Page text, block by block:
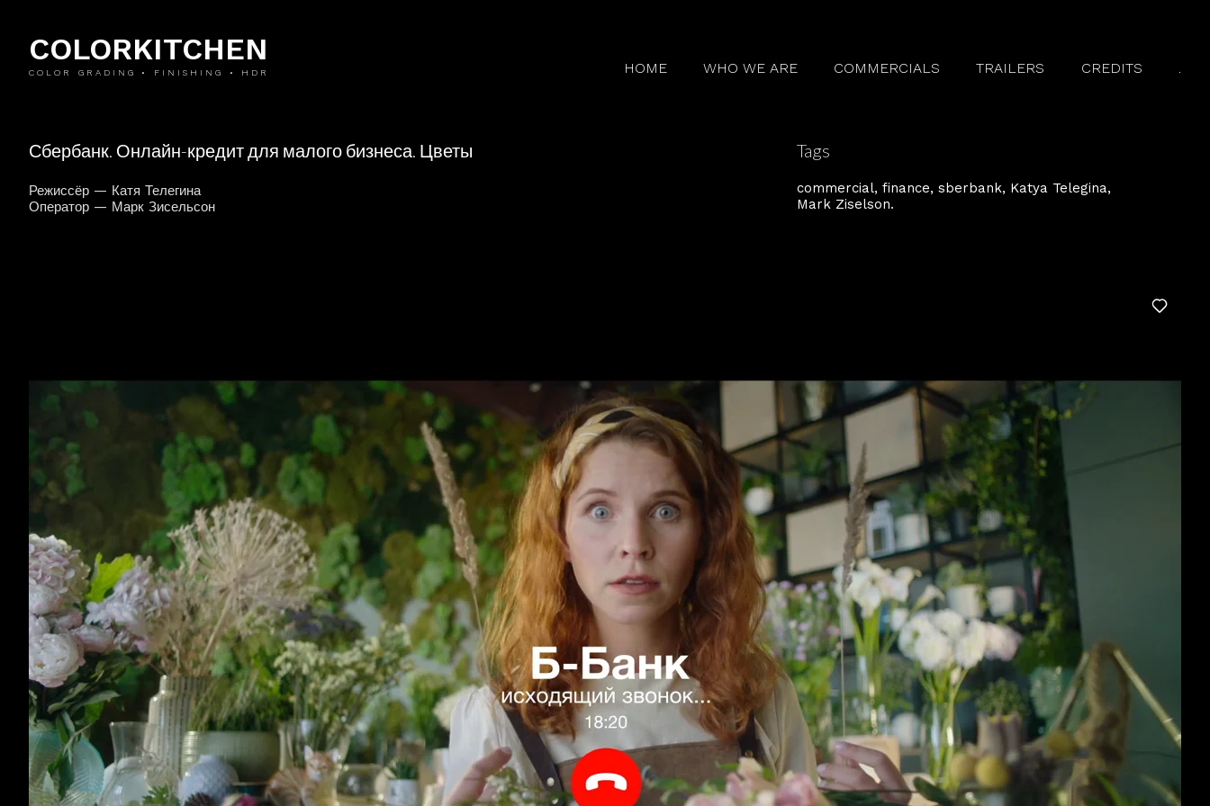
COLORKITCHEN
COLOR GRADING • FINISHING • HDR HOME WHO WE ARE COMMERCIALS TRAILERS CREDITS .
Сбербанк. Онлайн-кредит для малого бизнеса. Цветы
Режиссёр — Катя Телегина
Оператор — Марк Зисельсон
Tags
commercial finance sberbank Katya Telegina
Mark Ziselson